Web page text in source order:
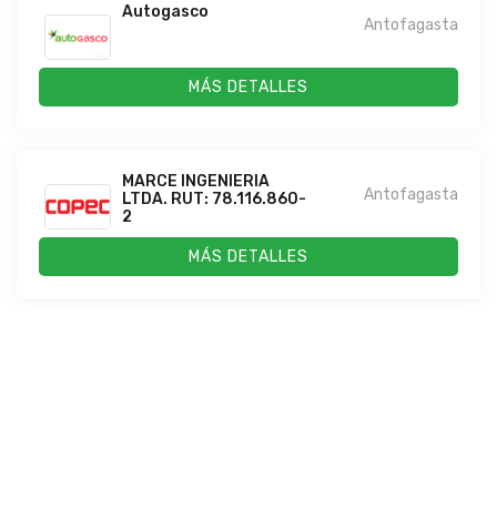
Autogasco
Antofagasta
MÁS DETALLES
MARCE INGENIERIA
LTDA. RUT: 78.116.860-
2
Antofagasta
MÁS DETALLES